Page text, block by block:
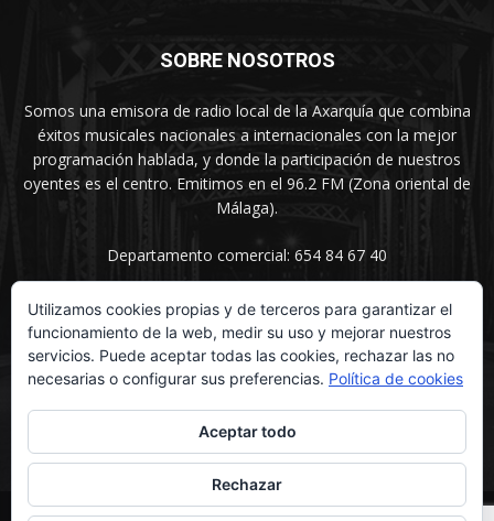
SOBRE NOSOTROS
Somos una emisora de radio local de la Axarquía que combina
éxitos musicales nacionales a internacionales con la mejor
programación hablada, y donde la participación de nuestros
oyentes es el centro. Emitimos en el 96.2 FM (Zona oriental de
Málaga).
Departamento comercial: 654 84 67 40
SÍGUENOS
Utilizamos cookies propias y de terceros para garantizar el
funcionamiento de la web, medir su uso y mejorar nuestros
servicios. Puede aceptar todas las cookies, rechazar las no
necesarias o configurar sus preferencias. Política de cookies
Aceptar todo
Rechazar